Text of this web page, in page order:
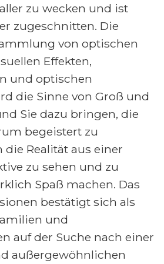
zu wecken und ist
zugeschnitten. Die
von optischen
Effekten,
und optischen
die Sinne von Groß und
Sie dazu bringen, die
begeistert zu
die Realität aus einer
zu sehen und zu
Spaß machen. Das
bestätigt sich als
und
auf der Suche nach einer
außergewöhnlichen